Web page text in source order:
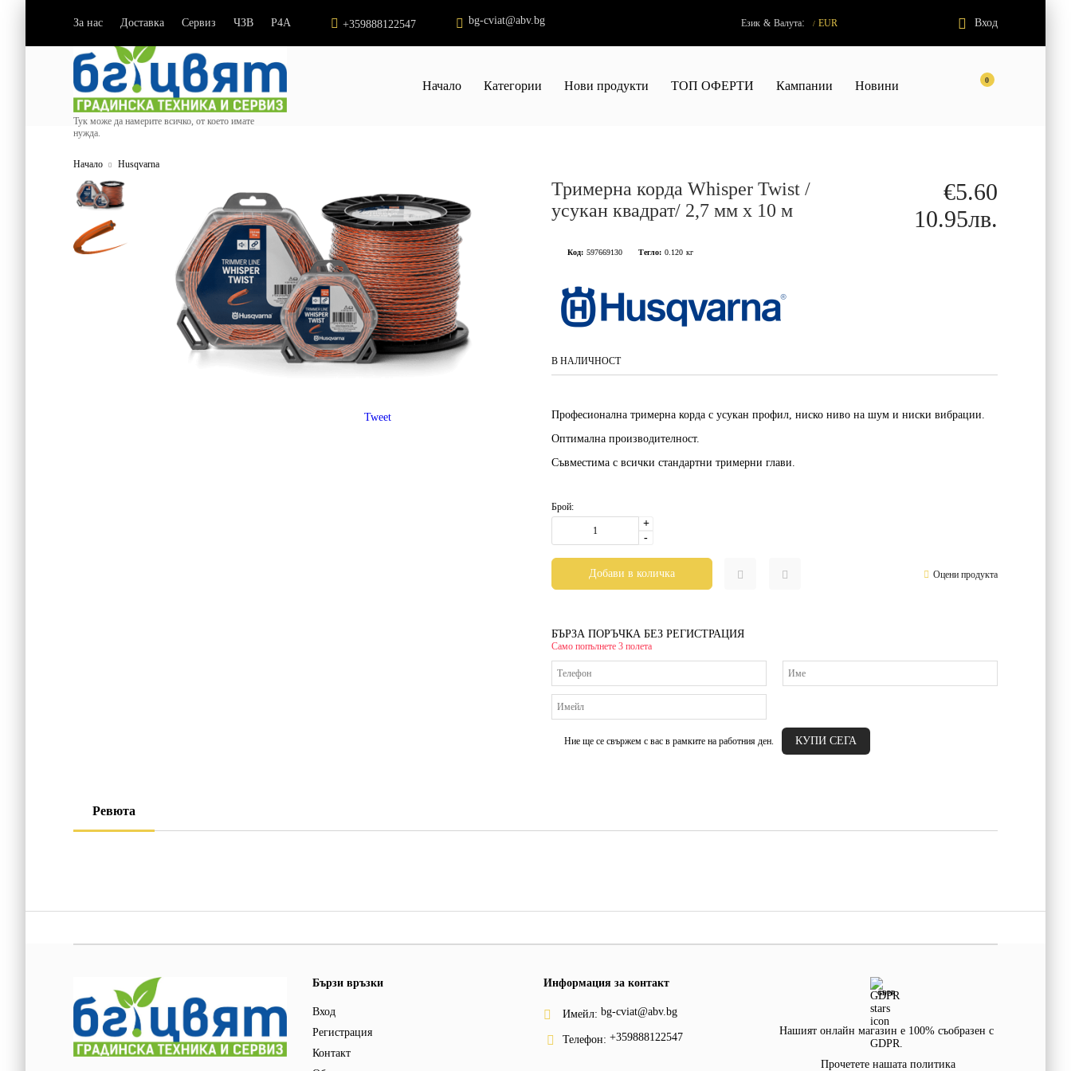
За нас Доставка Сервиз ЧЗВ P4A +359888122547 bg-cviat@abv.bg Език & Валута: / EUR Вход
Тук може да намерите всичко, от което имате
нужда.
0
Начало Категории Нови продукти ТОП ОФЕРТИ Кампании Новини
Начало Husqvarna
Tweet
Тримерна корда Whisper Twist /
усукан квадрат/ 2,7 мм х 10 м
€5.60
10.95лв.
Код: 597669130 Тегло: 0.120 кг
В НАЛИЧНОСТ
Професионална тримерна корда с усукан профил, ниско ниво на шум и ниски вибрации.
Оптимална производителност.
Съвместима с всички стандартни тримерни глави.
Брой:
+
-
Оцени продукта
БЪРЗА ПОРЪЧКА БЕЗ РЕГИСТРАЦИЯ
Само попълнете 3 полета
Ние ще се свържем с вас в рамките на работния ден.
Ревюта
Бързи връзки
Вход
Регистрация
Контакт
Информация за контакт
Имейл: bg-cviat@abv.bg
Телефон: +359888122547
GDPR
Нашият онлайн магазин е 100% съобразен с
GDPR.
Прочетете нашата политика